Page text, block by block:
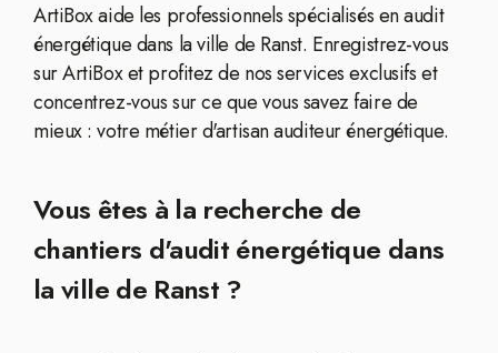
ArtiBox aide les professionnels spécialisés en audit
énergétique dans la ville de Ranst. Enregistrez-vous
sur ArtiBox et profitez de nos services exclusifs et
concentrez-vous sur ce que vous savez faire de
mieux : votre métier d'artisan auditeur énergétique.
Vous êtes à la recherche de
chantiers d'audit énergétique dans
la ville de Ranst ?